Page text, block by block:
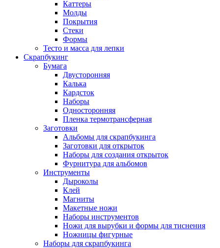
Каттеры
Молды
Покрытия
Стеки
Формы
Тесто и масса для лепки
Скрапбукинг
Бумага
Двусторонняя
Калька
Кардсток
Наборы
Односторонняя
Пленка термотрансферная
Заготовки
Альбомы для скрапбукинга
Заготовки для открыток
Наборы для создания открыток
Фурнитура для альбомов
Инструменты
Дыроколы
Клей
Магниты
Макетные ножи
Наборы инструментов
Ножи для вырубки и формы для тиснения
Ножницы фигурные
Наборы для скрапбукинга